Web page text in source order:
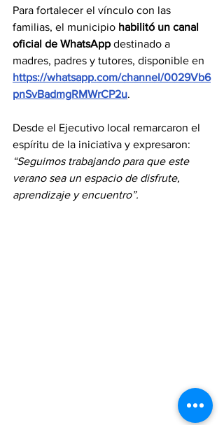
Para fortalecer el vínculo con las
familias, el municipio habilitó un canal
oficial de WhatsApp destinado a
madres, padres y tutores, disponible en
https://whatsapp.com/channel/0029Vb6
pnSvBadmgRMWrCP2u.
Desde el Ejecutivo local remarcaron el
espíritu de la iniciativa y expresaron:
“Seguimos trabajando para que este
verano sea un espacio de disfrute,
aprendizaje y encuentro”.